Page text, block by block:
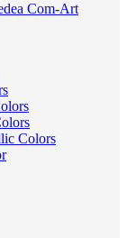
Com-Art
Colors